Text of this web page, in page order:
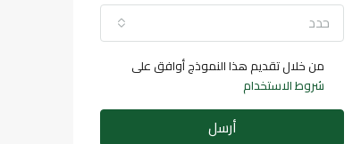
حدد
من خلال تقديم هذا النموذج أوافق على
شروط الاستخدام
أرسل